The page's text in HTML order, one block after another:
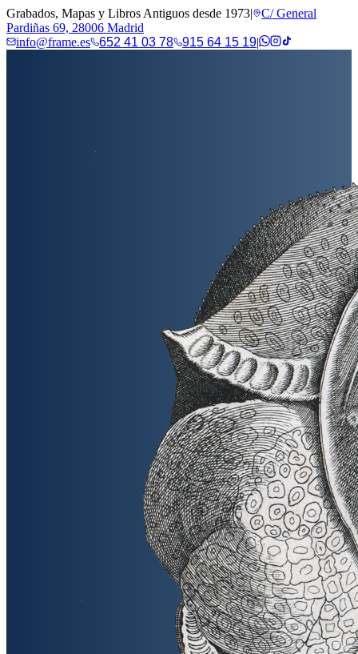
Grabados, Mapas y Libros Antiguos desde 1973|
C/ General
Pardiñas 69, 28006 Madrid
info@frame.es
652 41 03 78 915 64 15 19|